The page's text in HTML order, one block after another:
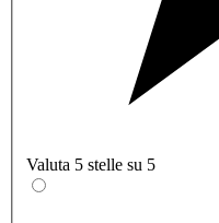
Valuta 5 stelle su 5